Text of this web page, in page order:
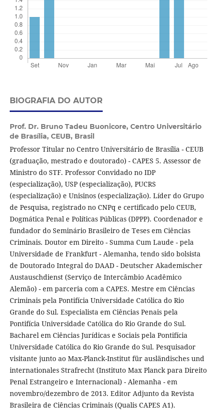
BIOGRAFIA DO AUTOR
Prof. Dr. Bruno Tadeu Buonicore, Centro Universitário
de Brasília, CEUB, Brasil
Professor Titular no Centro Universitário de Brasília - CEUB
(graduação, mestrado e doutorado) - CAPES 5. Assessor de
Ministro do STF. Professor Convidado no IDP
(especialização), USP (especialização), PUCRS
(especialização) e Unisinos (especialização). Líder do Grupo
de Pesquisa, registrado no CNPq e certificado pelo CEUB,
Dogmática Penal e Políticas Públicas (DPPP). Coordenador e
fundador do Seminário Brasileiro de Teses em Ciências
Criminais. Doutor em Direito - Summa Cum Laude - pela
Universidade de Frankfurt - Alemanha, tendo sido bolsista
de Doutorado Integral do DAAD - Deutscher Akademischer
Austauschdienst (Serviço de Intercâmbio Acadêmico
Alemão) - em parceria com a CAPES. Mestre em Ciências
Criminais pela Pontifícia Universidade Católica do Rio
Grande do Sul. Especialista em Ciências Penais pela
Pontifícia Universidade Católica do Rio Grande do Sul.
Bacharel em Ciências Jurídicas e Sociais pela Pontifícia
Universidade Católica do Rio Grande do Sul. Pesquisador
visitante junto ao Max-Planck-Institut für ausländisches und
internationales Strafrecht (Instituto Max Planck para Direito
Penal Estrangeiro e Internacional) - Alemanha - em
novembro/dezembro de 2013. Editor Adjunto da Revista
Brasileira de Ciências Criminais (Qualis CAPES A1).